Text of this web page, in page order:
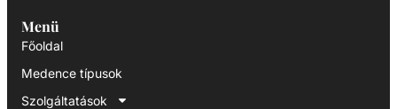
Menü
Főoldal
Medence típusok
Szolgáltatások